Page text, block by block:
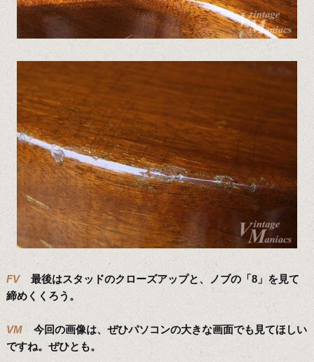
FV
最後はスタッドのクローズアップと、ノブの「8」を見て
締めくくろう。
VM
今回の画像は、ぜひパソコンの大きな画面でも見てほしい
ですね。ぜひとも。